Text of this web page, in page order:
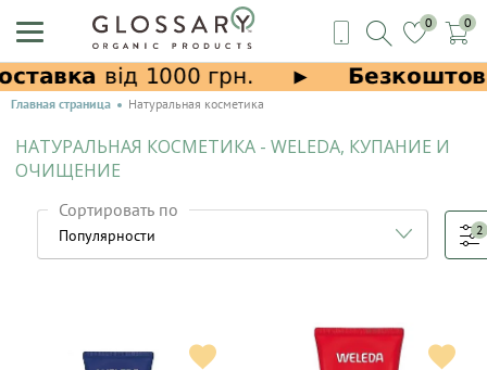
0 0
Главная страница Натуральная косметика
НАТУРАЛЬНАЯ КОСМЕТИКА - WELEDA, КУПАНИЕ И
ОЧИЩЕНИЕ
Сортировать по
2